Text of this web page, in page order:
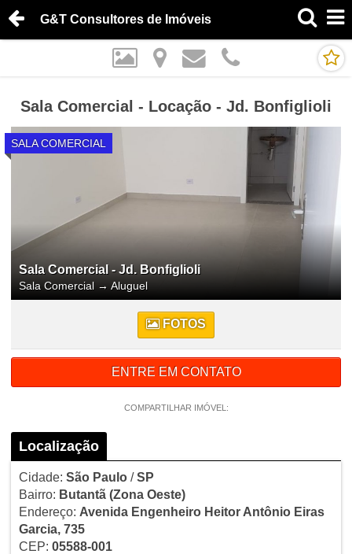
G&T Consultores de Imóveis
Sala Comercial - Locação - Jd. Bonfiglioli
SALA COMERCIAL
Sala Comercial - Jd. Bonfiglioli
Sala Comercial → Aluguel
FOTOS
ENTRE EM CONTATO
COMPARTILHAR IMÓVEL:
Localização
Cidade: São Paulo/SP
Bairro: Butantã (Zona Oeste)
Endereço: Avenida Engenheiro Heitor Antônio Eiras
Garcia, 735
CEP: 05588-001